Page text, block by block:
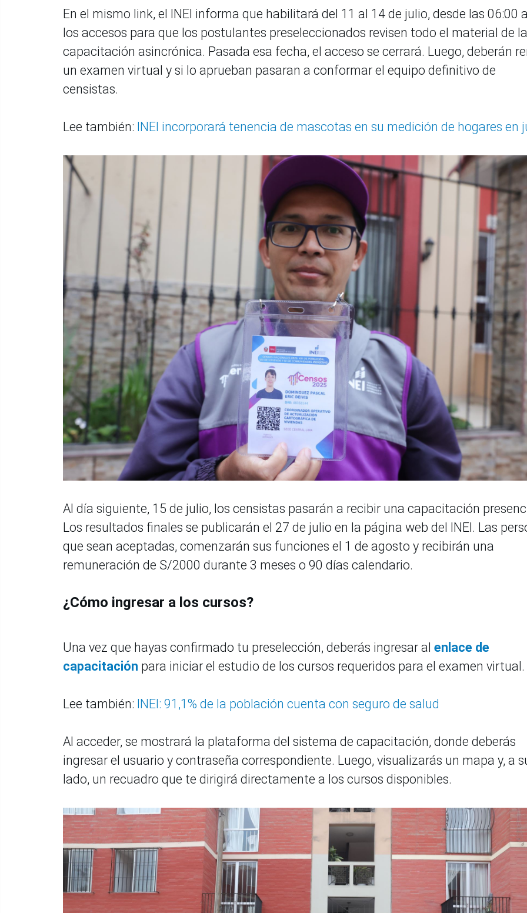
En el mismo link, el INEI informa que habilitará del 11 al 14 de julio, desde las 06:00
los accesos para que los postulantes preseleccionados revisen todo el material de la
capacitación asincrónica. Pasada esa fecha, el acceso se cerrará. Luego, deberán
un examen virtual y si lo aprueban pasaran a conformar el equipo definitivo de
censistas.
Lee también: INEI incorporará tenencia de mascotas en su medición de hogares en
Al día siguiente, 15 de julio, los censistas pasarán a recibir una capacitación
Los resultados finales se publicarán el 27 de julio en la página web del INEI. Las
que sean aceptadas, comenzarán sus funciones el 1 de agosto y recibirán una
remuneración de S/2000 durante 3 meses o 90 días calendario.
¿Cómo ingresar a los cursos?
Una vez que hayas confirmado tu preselección, deberás ingresar al enlace de
capacitación para iniciar el estudio de los cursos requeridos para el examen virtual.
Lee también: INEI: 91,1% de la población cuenta con seguro de salud
Al acceder, se mostrará la plataforma del sistema de capacitación, donde deberás
ingresar el usuario y contraseña correspondiente. Luego, visualizarás un mapa y, a
lado, un recuadro que te dirigirá directamente a los cursos disponibles.